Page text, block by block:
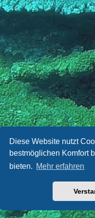
Diese Website nutzt
bestmöglichen Komfort
bieten. Mehr erfahren